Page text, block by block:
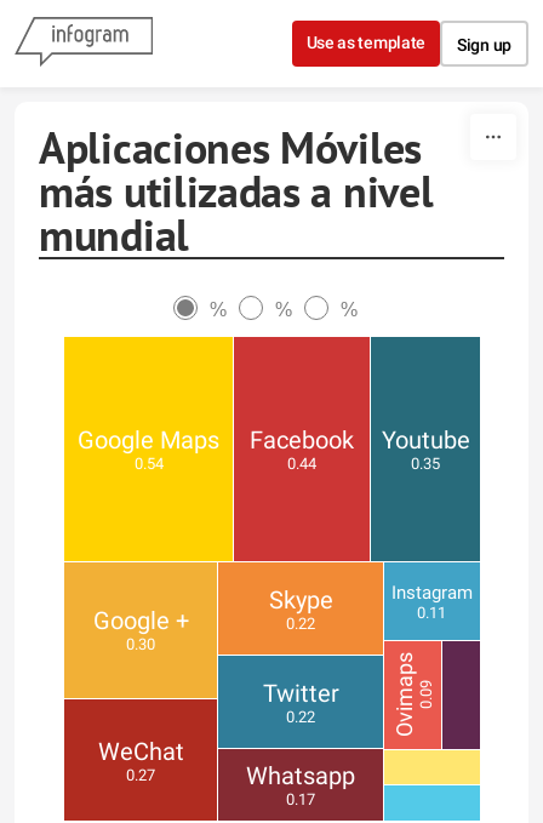
Skip to content
Use as template Sign up
Aplicaciones Móviles
más utilizadas a nivel
mundial
% % %
Google Maps
0.54
Facebook
0.44
Google +
0.30
Skype
0.22
Youtube
0.35
Twitter
0.22
WeChat
0.27
Instagram
0.11
Whatsapp
0.17
Ovimaps0.09